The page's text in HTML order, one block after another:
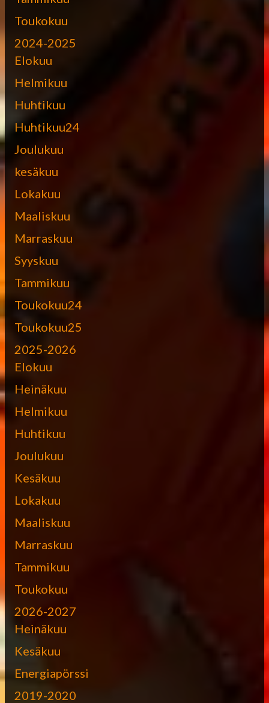
Toukokuu
2024-2025
Elokuu
Helmikuu
Huhtikuu
Huhtikuu24
Joulukuu
kesäkuu
Lokakuu
Maaliskuu
Marraskuu
Syyskuu
Tammikuu
Toukokuu24
Toukokuu25
2025-2026
Elokuu
Heinäkuu
Helmikuu
Huhtikuu
Joulukuu
Kesäkuu
Lokakuu
Maaliskuu
Marraskuu
Tammikuu
Toukokuu
2026-2027
Heinäkuu
Kesäkuu
Energiapörssi
2019-2020